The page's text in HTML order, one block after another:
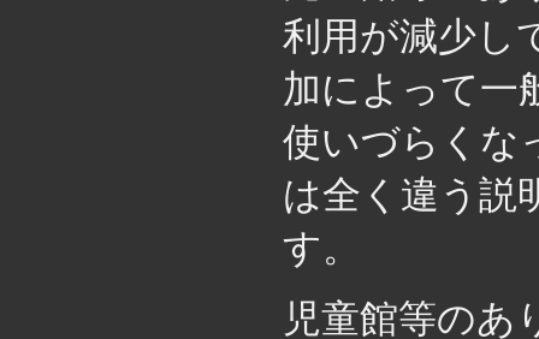
利用が減少し
加によって一
使いづらくな
は全く違う説
す。
児童館等のあ